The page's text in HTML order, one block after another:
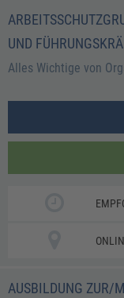
UND
Alles Wichtige von
AUSBILDUNG ZUR/